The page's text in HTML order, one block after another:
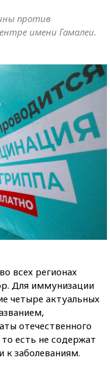
против
имени Гамалеи.
всех регионах
Для иммунизации
четыре актуальных
отечественного
есть не содержат
к заболеваниям.